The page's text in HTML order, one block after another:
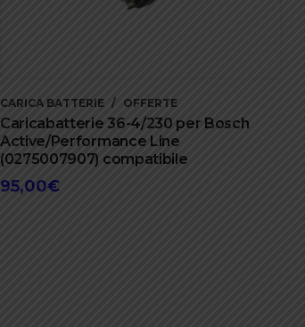
CARICA BATTERIE OFFERTE
Caricabatterie 36-4/230 per Bosch
Active/Performance Line
(0275007907) compatibile
95,00€